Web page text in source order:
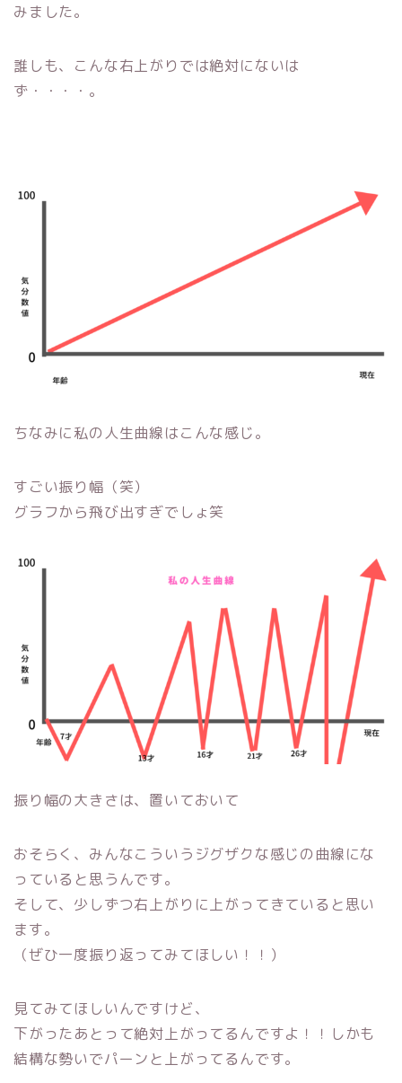
みました。
誰しも、こんな右上がりでは絶対にないは
ず・・・・。
ちなみに私の人生曲線はこんな感じ。
すごい振り幅（笑）
グラフから飛び出すぎでしょ笑
振り幅の大きさは、置いておいて
おそらく、みんなこういうジグザクな感じの曲線にな
っていると思うんです。
そして、少しずつ右上がりに上がってきていると思い
ます。
（ぜひ一度振り返ってみてほしい！！）
見てみてほしいんですけど、
下がったあとって絶対上がってるんですよ！！しかも
結構な勢いでパーンと上がってるんです。